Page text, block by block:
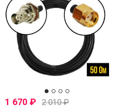
1 670 ₽ 2 010₽